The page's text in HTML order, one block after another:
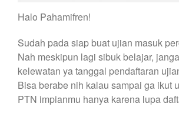
Halo Pahamifren!
Sudah pada siap buat ujian masuk
Nah meskipun lagi sibuk belajar,
kelewatan ya tanggal pendaftaran
Bisa berabe nih kalau sampai ga ikut
PTN impianmu hanya karena lupa